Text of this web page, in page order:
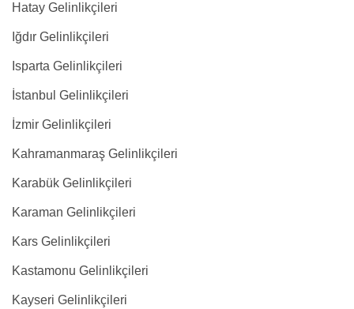
Hatay Gelinlikçileri
Iğdır Gelinlikçileri
Isparta Gelinlikçileri
İstanbul Gelinlikçileri
İzmir Gelinlikçileri
Kahramanmaraş Gelinlikçileri
Karabük Gelinlikçileri
Karaman Gelinlikçileri
Kars Gelinlikçileri
Kastamonu Gelinlikçileri
Kayseri Gelinlikçileri